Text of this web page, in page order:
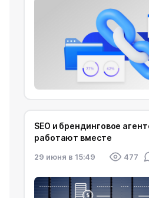
SEO и брендинговое
работают вместе
29 июня в 15:49 477